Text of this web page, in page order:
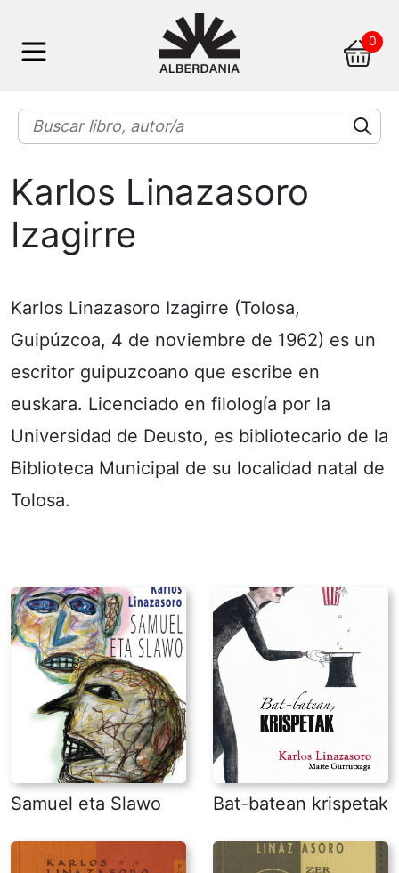
0
Karlos Linazasoro
Izagirre
Karlos Linazasoro Izagirre (Tolosa,
Guipúzcoa, 4 de noviembre de 1962) es un
escritor guipuzcoano que escribe en
euskara. Licenciado en filología por la
Universidad de Deusto, es bibliotecario de la
Biblioteca Municipal de su localidad natal de
Tolosa.
Samuel eta Slawo Bat-batean krispetak